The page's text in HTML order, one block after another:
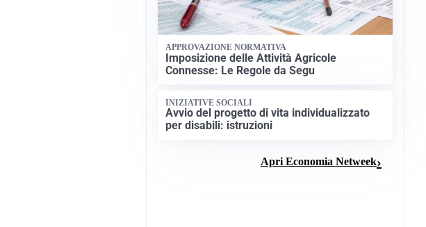
APPROVAZIONE NORMATIVA
Imposizione delle Attività Agricole
Connesse: Le Regole da Segu
INIZIATIVE SOCIALI
Avvio del progetto di vita individualizzato
per disabili: istruzioni
Apri Economia Netweek